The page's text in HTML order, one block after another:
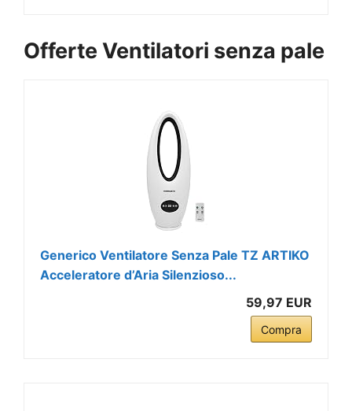
Offerte Ventilatori senza pale
Generico Ventilatore Senza Pale TZ ARTIKO
Acceleratore d’Aria Silenzioso...
59,97 EUR
Compra